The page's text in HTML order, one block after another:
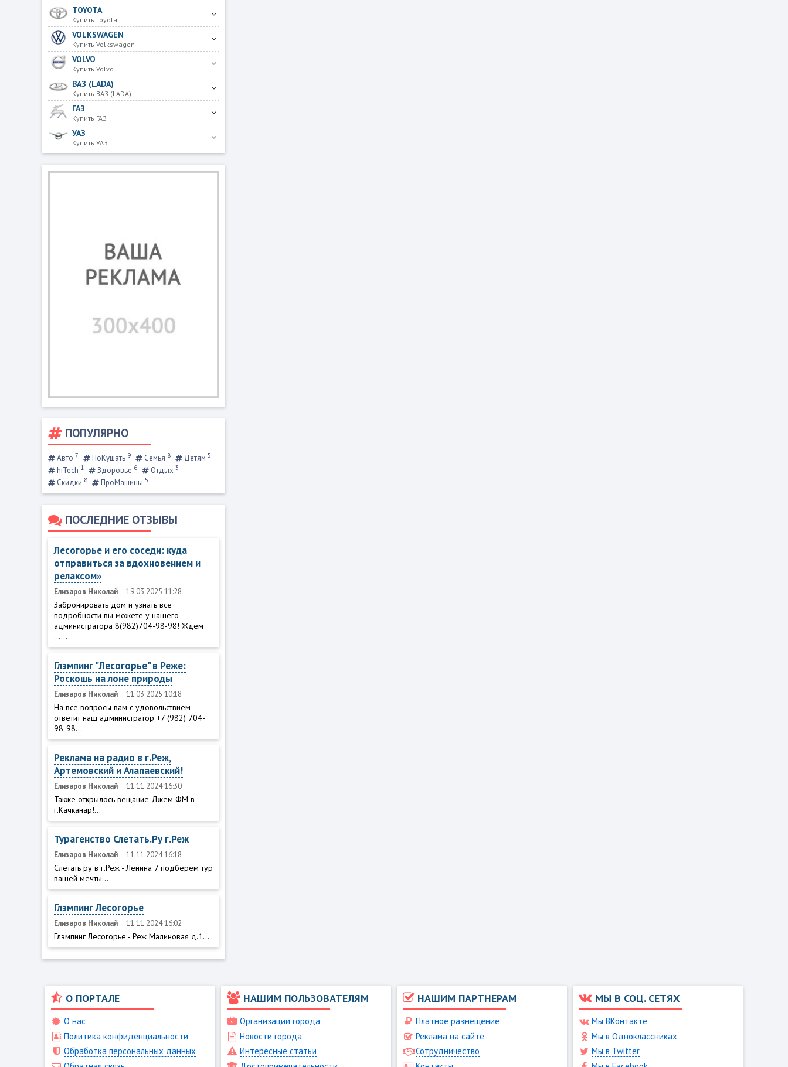
TOYOTA
Купить Toyota
VOLKSWAGEN
Купить Volkswagen
VOLVO
Купить Volvo
ВАЗ (LADA)
Купить ВАЗ (LADA)
ГАЗ
Купить ГАЗ
УАЗ
Купить УАЗ
ПОПУЛЯРНО
Авто 7 ПоКушать 9 Семья 8 Детям 5
hiTech 1 Здоровье 6 Отдых 3
Скидки 8 ПроМашины 5
ПОСЛЕДНИЕ ОТЗЫВЫ
Лесогорье и его соседи: куда
отправиться за вдохновением и
релаксом»
Елизаров Николай 19.03.2025 11:28
Забронировать дом и узнать все
подробности вы можете у нашего
администратора 8(982)704-98-98! Ждем
......
Глэмпинг "Лесогорье" в Реже:
Роскошь на лоне природы
Елизаров Николай 11.03.2025 10:18
На все вопросы вам с удовольствием
ответит наш администратор +7 (982) 704-
98-98...
Реклама на радио в г.Реж,
Артемовский и Алапаевский!
Елизаров Николай 11.11.2024 16:30
Также открылось вещание Джем ФМ в
г.Качканар!...
Турагенство Слетать.Ру г.Реж
Елизаров Николай 11.11.2024 16:18
Слетать ру в г.Реж - Ленина 7 подберем тур
вашей мечты...
Глэмпинг Лесогорье
Елизаров Николай 11.11.2024 16:02
Глэмпинг Лесогорье - Реж Малиновая д.1...
О ПОРТАЛЕ
О нас
Политика конфиденциальности
Обработка персональных данных
НАШИМ ПОЛЬЗОВАТЕЛЯМ
Организации города
Новости города
Интересные статьи
НАШИМ ПАРТНЕРАМ
Платное размещение
Реклама на сайте
Сотрудничество
МЫ В СОЦ. СЕТЯХ
Мы ВКонтакте
Мы в Одноклассниках
Мы в Twitter